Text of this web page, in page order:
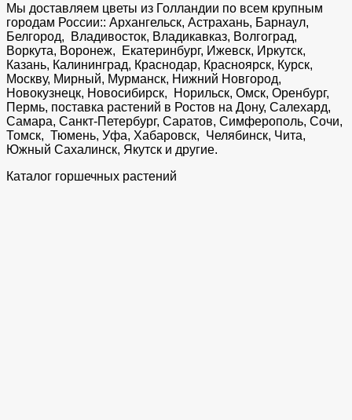
Мы доставляем цветы из Голландии по всем крупным
городам России:: Архангельск, Астрахань, Барнаул,
Белгород, Владивосток, Владикавказ, Волгоград,
Воркута, Воронеж, Екатеринбург, Ижевск, Иркутск,
Казань, Калининград, Краснодар, Красноярск, Курск,
Москву, Мирный, Мурманск, Нижний Новгород,
Новокузнецк, Новосибирск, Норильск, Омск, Оренбург,
Пермь, поставка растений в Ростов на Дону, Салехард,
Самара, Санкт-Петербург, Саратов, Симферополь, Сочи,
Томск, Тюмень, Уфа, Хабаровск, Челябинск, Чита,
Южный Сахалинск, Якутск и другие.
Каталог горшечных растений